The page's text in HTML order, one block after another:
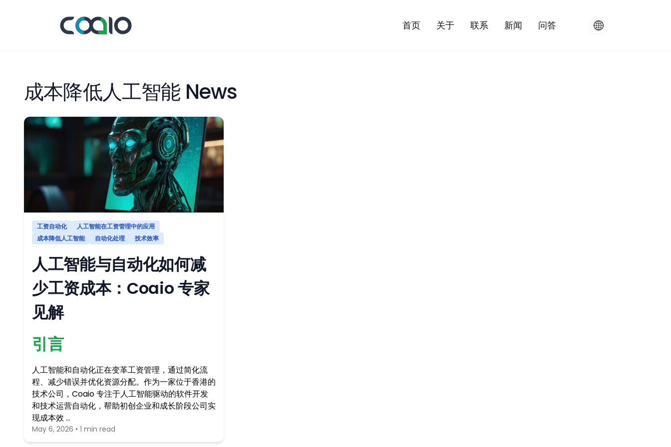
首页 关于 联系 新闻 问答
成本降低人工智能 News
工资自动化
人工智能在工资管理中的应用
成本降低人工智能
自动化处理 技术效率
人工智能与自动化如何减
少工资成本：Coaio 专家
见解
引言
人工智能和自动化正在变革工资管理，通过简化流
程、减少错误并优化资源分配。作为一家位于香港的
技术公司，Coaio 专注于人工智能驱动的软件开发
和技术运营自动化，帮助初创企业和成长阶段公司实
现成本效 …
May 6, 2026 • 1 min read